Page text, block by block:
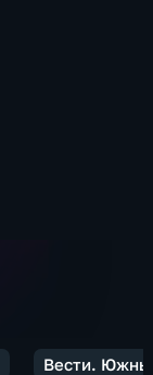
Вести.